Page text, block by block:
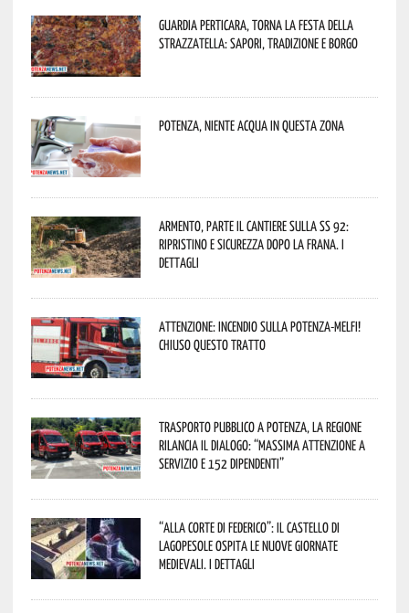
Guardia Perticara, torna la Festa della
Strazzatella: sapori, tradizione e borgo
Potenza, niente acqua in questa zona
Armento, parte il cantiere sulla SS 92:
ripristino e sicurezza dopo la frana. I
dettagli
Attenzione: incendio sulla Potenza-Melfi!
Chiuso questo tratto
Trasporto pubblico a Potenza, la Regione
rilancia il dialogo: “Massima attenzione a
servizio e 152 dipendenti”
“Alla corte di Federico”: il Castello di
Lagopesole ospita le nuove Giornate
Medievali. I dettagli